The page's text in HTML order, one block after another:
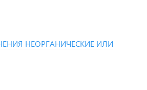
НЕОРГАНИЧЕСКИЕ ИЛИ